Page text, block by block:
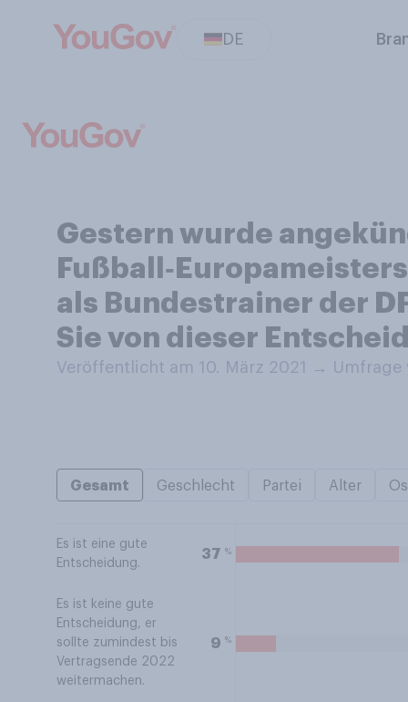
DE
Gestern wurde
als Bundestrainer der
Sie von dieser
Veröffentlicht am 10. März 2021 → Umfrage
Gesamt Geschlecht Partei Alter
Es ist eine gute
Entscheidung.
37 %
Es ist keine gute
Entscheidung, er
sollte zumindest bis
Vertragsende 2022
weitermachen.
9 %